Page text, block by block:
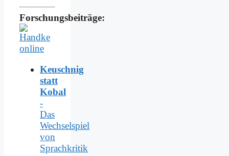
Forschungsbeiträge:
Keuschnig
statt
Kobal
-
Das
Wechselspiel
von
Sprachkritik